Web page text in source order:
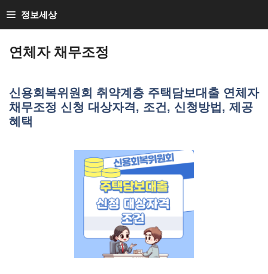
to
정보세상
연체자 채무조정
신용회복위원회 취약계층 주택담보대출 연체자
채무조정 신청 대상자격, 조건, 신청방법, 제공
혜택